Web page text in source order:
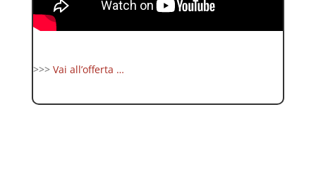
>>> Vai all’offerta …